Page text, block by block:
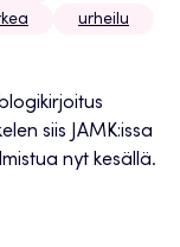
urheilu
siis JAMK:issa
nyt kesällä.